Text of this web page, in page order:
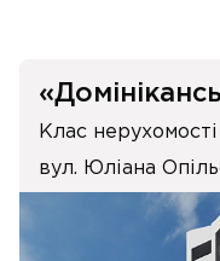
Клас нерухомості
вул. Юліана